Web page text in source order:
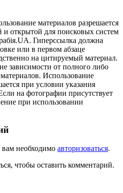
материалов разрешается
и открытой для поисковых систем
Гиперссылка должна
или в первом абзаце
на цитируемый материал.
зависимости от полного либо
Использование
при условии указания
на фотографии присутствует
при использовании
необходимо авторизоваться.
чтобы оставить комментарий.